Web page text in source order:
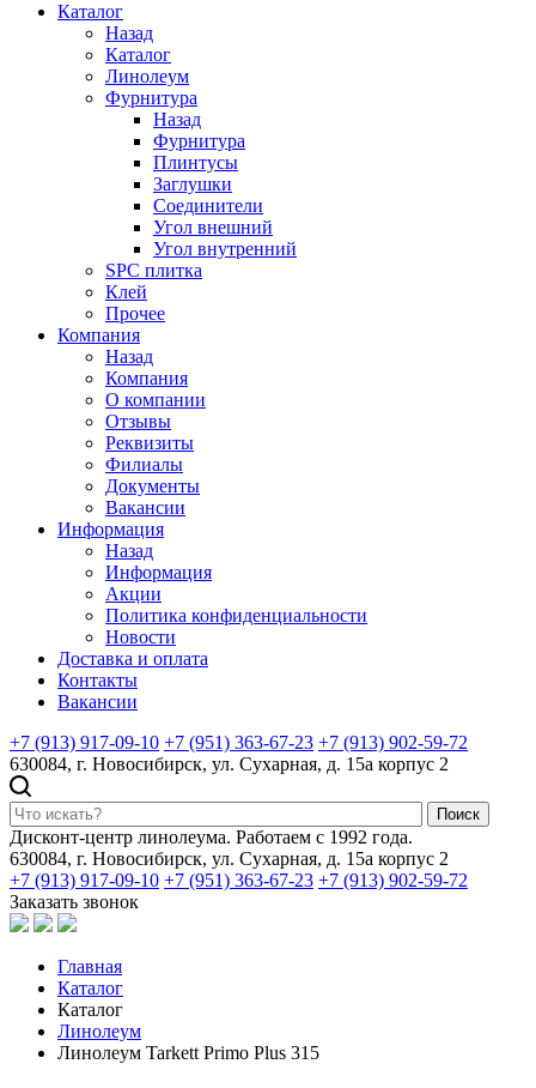
Каталог
Назад
Каталог
Линолеум
Фурнитура
Назад
Фурнитура
Плинтусы
Заглушки
Соединители
Угол внешний
Угол внутренний
SPC плитка
Клей
Прочее
Компания
Назад
Компания
О компании
Отзывы
Реквизиты
Филиалы
Документы
Вакансии
Информация
Назад
Информация
Акции
Политика конфиденциальности
Новости
Доставка и оплата
Контакты
Вакансии
+7 (913) 917-09-10 +7 (951) 363-67-23 +7 (913) 902-59-72
630084, г. Новосибирск, ул. Сухарная, д. 15а корпус 2
Поиск
Дисконт-центр линолеума. Работаем с 1992 года.
630084, г. Новосибирск, ул. Сухарная, д. 15а корпус 2
+7 (913) 917-09-10 +7 (951) 363-67-23 +7 (913) 902-59-72
Заказать звонок
Главная
Каталог
Каталог
Линолеум
Линолеум Tarkett Primo Plus 315